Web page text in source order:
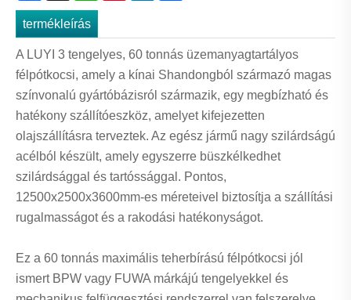
termékleírás
A LUYI 3 tengelyes, 60 tonnás üzemanyagtartályos
félpótkocsi, amely a kínai Shandongból származó magas
színvonalú gyártóbázisról származik, egy megbízható és
hatékony szállítóeszköz, amelyet kifejezetten
olajszállításra terveztek. Az egész jármű nagy szilárdságú
acélból készült, amely egyszerre büszkélkedhet
szilárdsággal és tartóssággal. Pontos,
12500x2500x3600mm-es méreteivel biztosítja a szállítási
rugalmasságot és a rakodási hatékonyságot.
Ez a 60 tonnás maximális teherbírású félpótkocsi jól
ismert BPW vagy FUWA márkájú tengelyekkel és